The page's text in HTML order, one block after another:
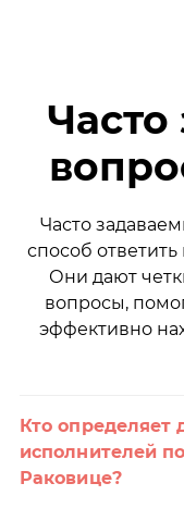
Часто
способ
Они дают
вопросы,
эффективно
Кто определяет
исполнителей
Раковице?